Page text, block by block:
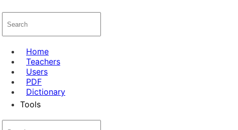
Home
Teachers
Users
PDF
Dictionary
Tools